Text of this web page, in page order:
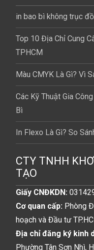
in bao bì không trục
Top 10 Địa Chỉ Cung
TPHCM
Màu CMYK Là Gì? Vì
Các Kỹ Thuật Gia
Bì
In Flexo Là Gì? So
CTY TNHH
TẠO
Giấy CNĐKDN:
Cơ quan cấp: Phòng
hoạch và Đầu tư
Địa chỉ đăng ký kinh
Phường Tân Sơn Nhì,